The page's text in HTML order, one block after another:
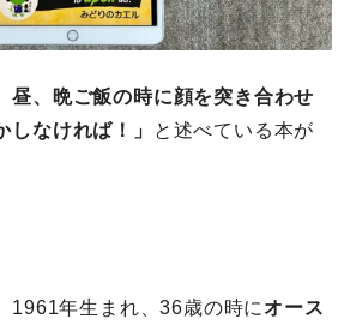
昼、晩ご飯の時に顔を突き合わせ
しなければ！」
と述べている本が
1961年生まれ、36歳の時に オース